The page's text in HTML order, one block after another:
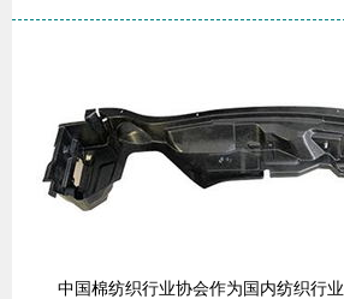
中国棉纺织行业协会作为国内纺织行